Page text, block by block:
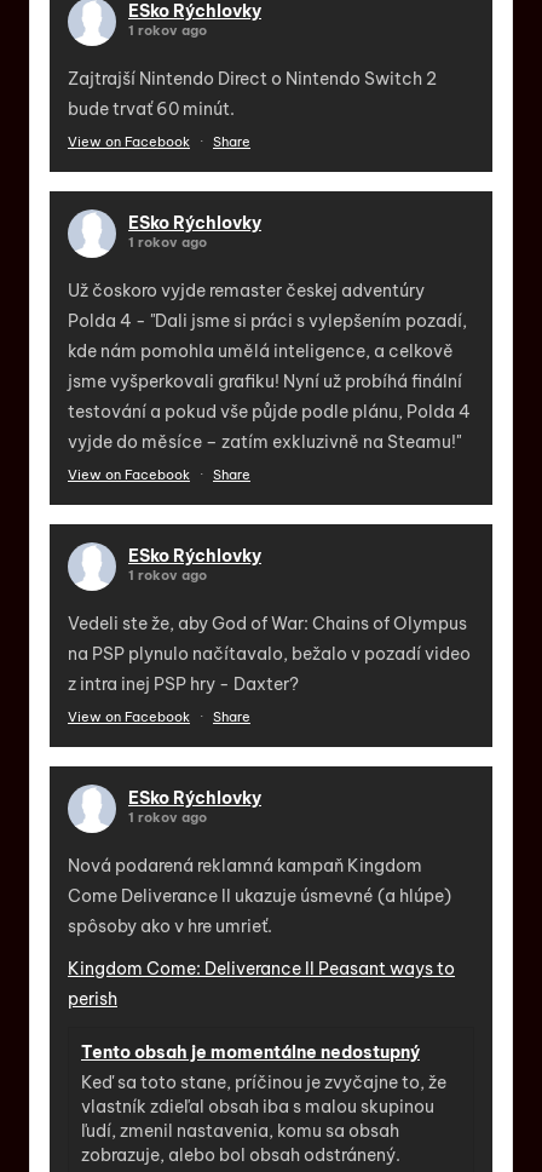
ESko Rýchlovky
1 rokov ago
Zajtrajší Nintendo Direct o Nintendo Switch 2
bude trvať 60 minút.
View on Facebook · Share
ESko Rýchlovky
1 rokov ago
Už čoskoro vyjde remaster českej adventúry
Polda 4 - "Dali jsme si práci s vylepšením pozadí,
kde nám pomohla umělá inteligence, a celkově
jsme vyšperkovali grafiku! Nyní už probíhá finální
testování a pokud vše půjde podle plánu, Polda 4
vyjde do měsíce – zatím exkluzivně na Steamu!"
View on Facebook · Share
ESko Rýchlovky
1 rokov ago
Vedeli ste že, aby God of War: Chains of Olympus
na PSP plynulo načítavalo, bežalo v pozadí video
z intra inej PSP hry - Daxter?
View on Facebook · Share
ESko Rýchlovky
1 rokov ago
Nová podarená reklamná kampaň Kingdom
Come Deliverance II ukazuje úsmevné (a hlúpe)
spôsoby ako v hre umrieť.
Kingdom Come: Deliverance II Peasant ways to
perish
Tento obsah je momentálne nedostupný
Keď sa toto stane, príčinou je zvyčajne to, že
vlastník zdieľal obsah iba s malou skupinou
ľudí, zmenil nastavenia, komu sa obsah
zobrazuje, alebo bol obsah odstránený.